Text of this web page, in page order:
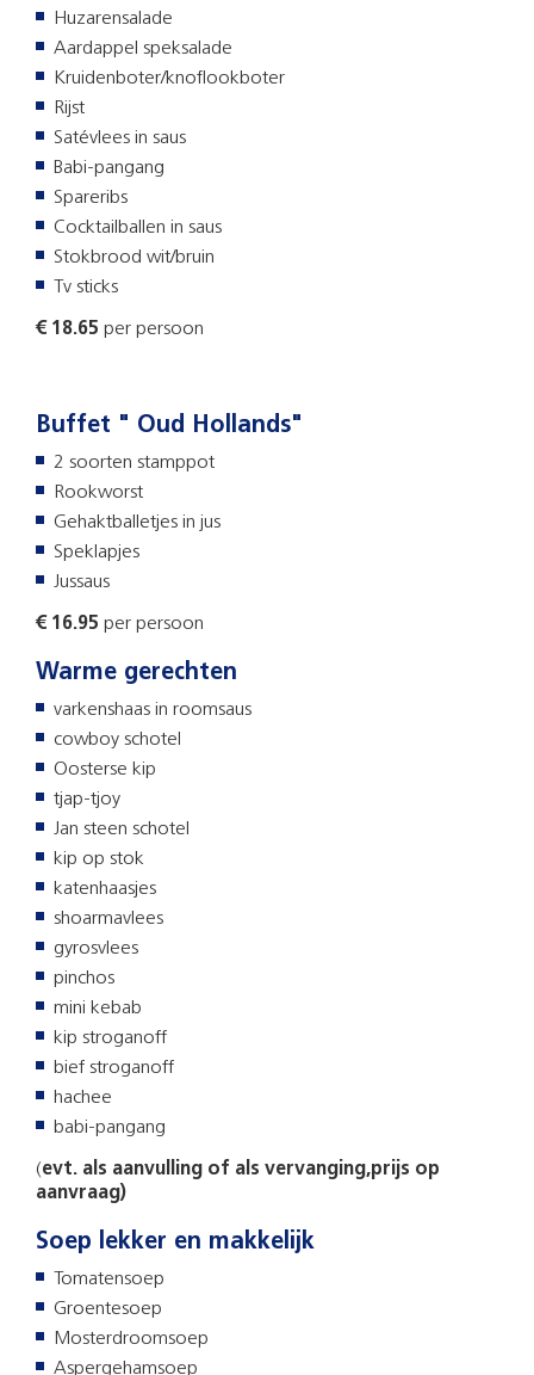
Huzarensalade
Aardappel speksalade
Kruidenboter/knoflookboter
Rijst
Satévlees in saus
Babi-pangang
Spareribs
Cocktailballen in saus
Stokbrood wit/bruin
Tv sticks
€ 18.65 per persoon
Buffet " Oud Hollands"
2 soorten stamppot
Rookworst
Gehaktballetjes in jus
Speklapjes
Jussaus
€ 16.95 per persoon
Warme gerechten
varkenshaas in roomsaus
cowboy schotel
Oosterse kip
tjap-tjoy
Jan steen schotel
kip op stok
katenhaasjes
shoarmavlees
gyrosvlees
pinchos
mini kebab
kip stroganoff
bief stroganoff
hachee
babi-pangang
(evt. als aanvulling of als vervanging,prijs op
aanvraag)
Soep lekker en makkelijk
Tomatensoep
Groentesoep
Mosterdroomsoep
Aspergehamsoep